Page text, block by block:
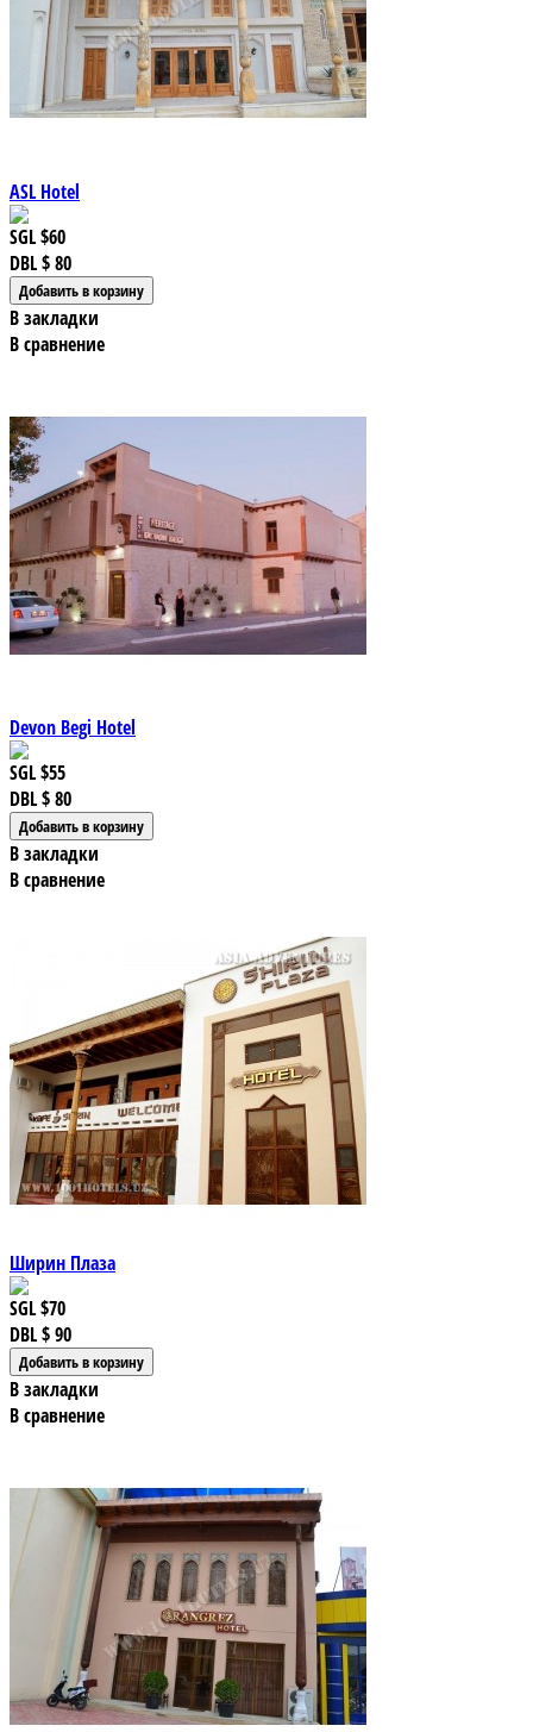
ASL Hotel
SGL$60
DBL$ 80
В закладки
В сравнение
Devon Begi Hotel
SGL$55
DBL$ 80
В закладки
В сравнение
Ширин Плаза
SGL$70
DBL$ 90
В закладки
В сравнение